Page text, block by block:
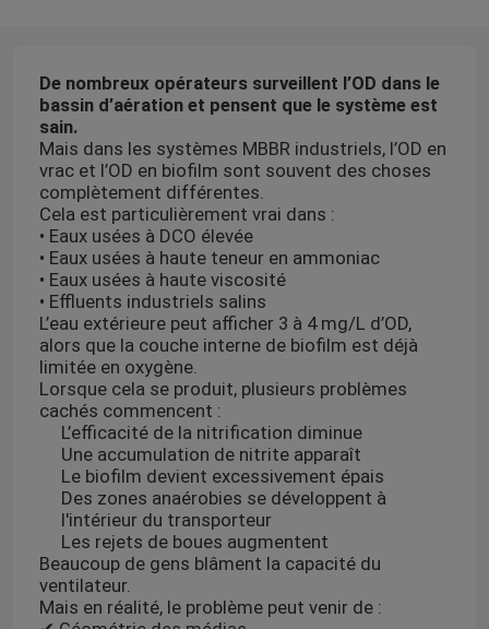
De nombreux opérateurs surveillent l’OD dans le
bassin d’aération et pensent que le système est
sain.
Mais dans les systèmes MBBR industriels, l’OD en
vrac et l’OD en biofilm sont souvent des choses
complètement différentes.
Cela est particulièrement vrai dans :
• Eaux usées à DCO élevée
• Eaux usées à haute teneur en ammoniac
• Eaux usées à haute viscosité
• Effluents industriels salins
L’eau extérieure peut afficher 3 à 4 mg/L d’OD,
alors que la couche interne de biofilm est déjà
limitée en oxygène.
Lorsque cela se produit, plusieurs problèmes
cachés commencent :
L’efficacité de la nitrification diminue
Une accumulation de nitrite apparaît
Le biofilm devient excessivement épais
Des zones anaérobies se développent à
l'intérieur du transporteur
Les rejets de boues augmentent
Beaucoup de gens blâment la capacité du
ventilateur.
Mais en réalité, le problème peut venir de :